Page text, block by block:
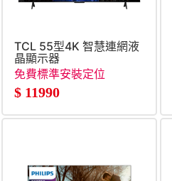
TCL 55型4K 智慧連網液
晶顯示器
免費標準安裝定位
$ 11990